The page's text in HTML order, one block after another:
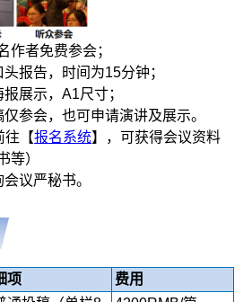
作者免费参会；
报告，时间为15分钟；
展示，A1尺寸；
参会，也可申请演讲及展示。
往【报名系统】，可获得会议资料
等）
议严秘书。
项 费用